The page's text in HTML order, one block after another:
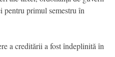
pentru primul semestru în
a creditării a fost îndeplinită în